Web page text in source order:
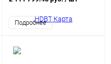
видеоразрешений/scaler;для
коммутаторов серии MMS-
Подробнее